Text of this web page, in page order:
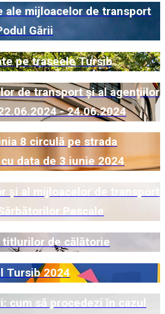
ale mijloacelor de transport
Gării
pe traseele Tursib
de transport și al agențiilor
- 24.06.2024
8 circulă pe strada
data de 3 iunie 2024
și al mijloacelor de transport
Pascale
titlurilor de călătorie
Tursib 2024
cum să procedezi în cazul